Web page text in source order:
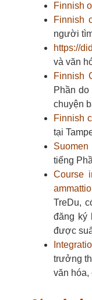
Finnish
Finnish
người
https://
và văn
Finnish
Phần
chuyện
Finnish
tại
Suomen
tiếng
Course
TreDu,
đăng ký
được
trưởng
văn hóa,